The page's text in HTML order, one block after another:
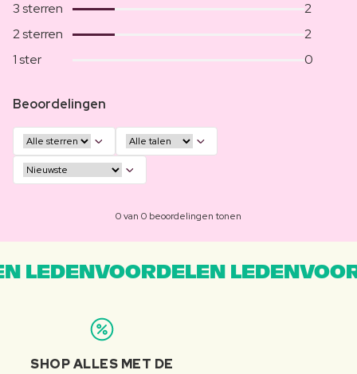
3 sterren
2
2 sterren
2
1 ster
0
Beoordelingen
0 van 0 beoordelingen tonen
LEDENVOORDELEN
SHOP ALLES MET DE